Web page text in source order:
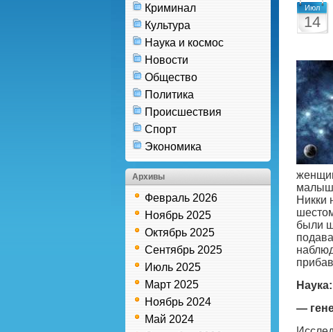
Криминал
Культура
Наука и космос
Новости
Общество
Политика
Происшествия
Спорт
Экономика
Архивы
Февраль 2026
Ноябрь 2025
Октябрь 2025
Сентябрь 2025
Июль 2025
Март 2025
Ноябрь 2024
Май 2024
Июл
14
Никки
были
Наука:
—